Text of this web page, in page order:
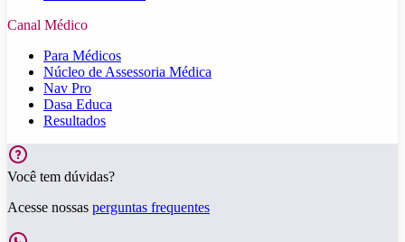
Canal Médico
Para Médicos
Núcleo de Assessoria Médica
Nav Pro
Dasa Educa
Resultados
Você tem dúvidas?
Acesse nossas perguntas frequentes